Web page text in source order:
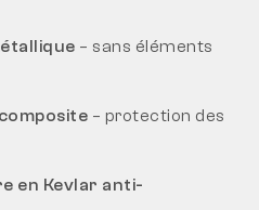
– sans éléments
– protection des
en Kevlar anti-